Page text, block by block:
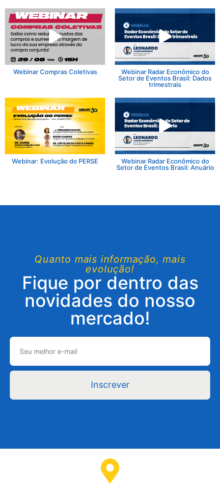
Webinar Compras Coletivas
Webinar Radar Econômico do
Setor de Eventos Brasil: Dados
trimestrais
Webinar: Evolução do PERSE
Webinar Radar Econômico do
Setor de Eventos Brasil: Anuário
Quanto mais informação, mais
evolução!
Fique por dentro das
novidades do nosso
mercado!
Inscrever